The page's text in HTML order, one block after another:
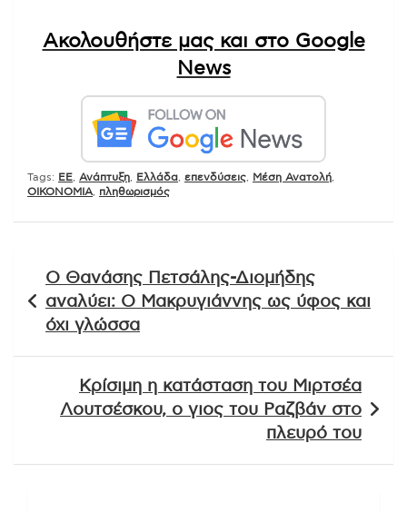
Ακολουθήστε μας και στο Google
News
Tags: EE Ανάπτυξη Ελλάδα επενδύσεις Μέση Ανατολή
ΟΙΚΟΝΟΜΙΑ
πληθωρισμός
άρθρων
Ο Θανάσης Πετσάλης-Διομήδης
αναλύει: Ο Μακρυγιάννης ως ύφος και
όχι γλώσσα
Κρίσιμη η κατάσταση του Μιρτσέα
Λουτσέσκου, ο γιος του Ραζβάν στο
πλευρό του